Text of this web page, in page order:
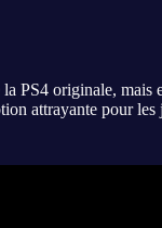
PS4 originale, mais
attrayante pour